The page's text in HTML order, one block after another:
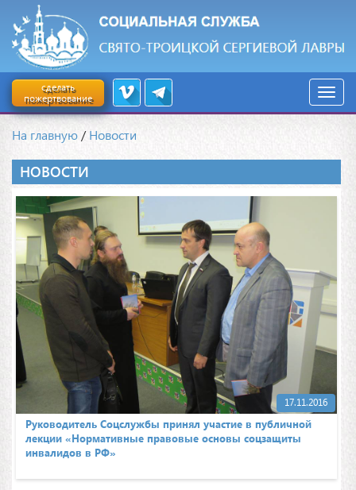
сделать
пожертвование
На главную /Новости
НОВОСТИ
17.11.2016
Руководитель Соцслужбы принял участие в публичной
лекции «Нормативные правовые основы соцзащиты
инвалидов в РФ»